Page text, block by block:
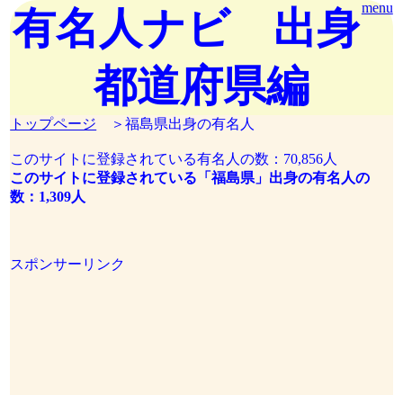
menu
有名人ナビ 出身
都道府県編
トップページ ＞福島県出身の有名人
このサイトに登録されている有名人の数：70,856人
このサイトに登録されている「福島県」出身の有名人の
数：1,309人
スポンサーリンク